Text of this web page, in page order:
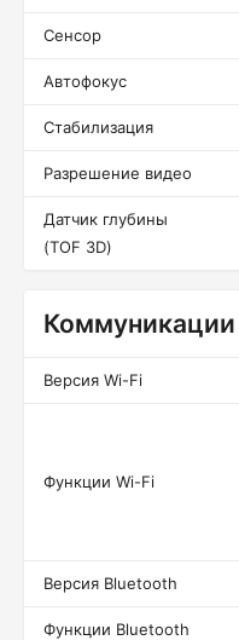
Сенсор
Автофокус
Стабилизация
Разрешение видео
Датчик глубины
(TOF 3D)
Коммуникации
Версия Wi-Fi
Функции Wi-Fi
Версия Bluetooth
Функции Bluetooth